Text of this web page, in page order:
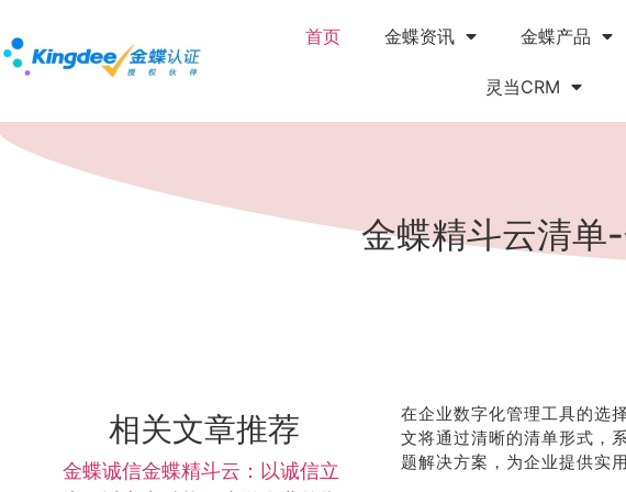
首页 金蝶资讯 金蝶产品
灵当CRM
金蝶精斗云清单
相关文章推荐
金蝶诚信金蝶精斗云：以诚信立
在企业数字化管理工具的选
文将通过清晰的清单形式，
题解决方案，为企业提供实